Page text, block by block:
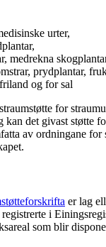
urter,
medrekna
prydplantar,
og for sal
for
kan det givast støtte
av ordningane for
er lag
i
som blir